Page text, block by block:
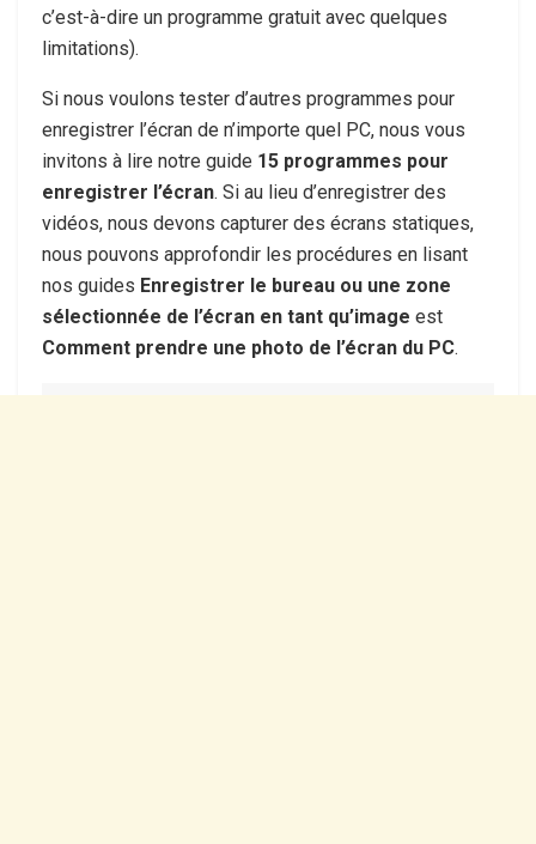
c’est-à-dire un programme gratuit avec quelques
limitations).
Si nous voulons tester d’autres programmes pour
enregistrer l’écran de n’importe quel PC, nous vous
invitons à lire notre guide 15 programmes pour
enregistrer l’écran. Si au lieu d’enregistrer des
vidéos, nous devons capturer des écrans statiques,
nous pouvons approfondir les procédures en lisant
nos guides Enregistrer le bureau ou une zone
sélectionnée de l’écran en tant qu’image est
Comment prendre une photo de l’écran du PC.